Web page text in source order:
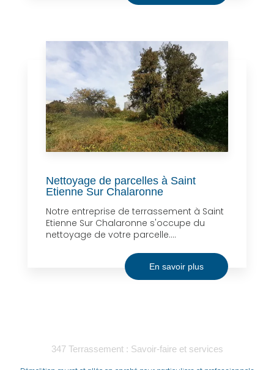
Nettoyage de parcelles à Saint
Etienne Sur Chalaronne
Notre entreprise de terrassement à Saint
Etienne Sur Chalaronne s'occupe du
nettoyage de votre parcelle....
En savoir plus
347 Terrassement : Savoir-faire et services